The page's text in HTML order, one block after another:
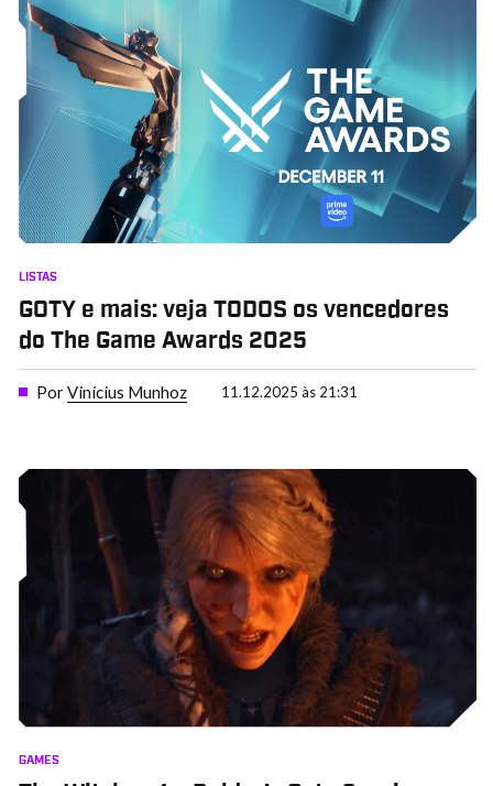
LISTAS
GOTY e mais: veja TODOS os vencedores
do The Game Awards 2025
PorVinícius Munhoz 11.12.2025 às 21:31
GAMES